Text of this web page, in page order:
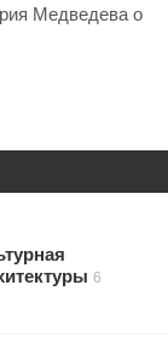
Медведева о
6